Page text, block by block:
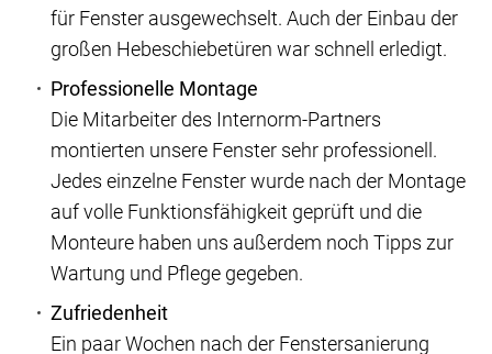
für Fenster ausgewechselt. Auch der Einbau der
großen Hebeschiebetüren war schnell erledigt.
Professionelle Montage
Die Mitarbeiter des Internorm-Partners
montierten unsere Fenster sehr professionell.
Jedes einzelne Fenster wurde nach der Montage
auf volle Funktionsfähigkeit geprüft und die
Monteure haben uns außerdem noch Tipps zur
Wartung und Pflege gegeben.
Zufriedenheit
Ein paar Wochen nach der Fenstersanierung